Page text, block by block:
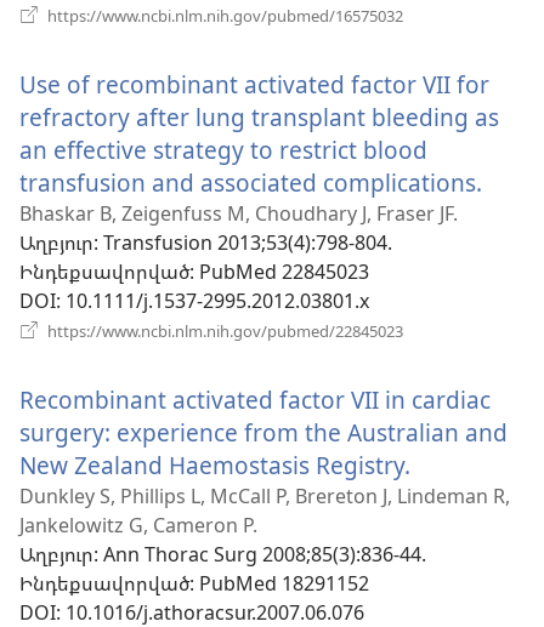
https://www.ncbi.nlm.nih.gov/pubmed/16575032
պատուհան)
Use of recombinant activated factor VII for
refractory after lung transplant bleeding as
an effective strategy to restrict blood
transfusion and associated complications.
Bhaskar B, Zeigenfuss M, Choudhary J, Fraser JF.
Աղբյուր‎: Transfusion 2013;53(4):798-804.
Ինդեքսավորված‎: PubMed 22845023
DOI‎: 10.1111/j.1537-2995.2012.03801.x
https://www.ncbi.nlm.nih.gov/pubmed/22845023
պատուհան)
Recombinant activated factor VII in cardiac
surgery: experience from the Australian and
New Zealand Haemostasis Registry.
է
Dunkley S, Phillips L, McCall P, Brereton J, Lindeman R,
Jankelowitz G, Cameron P.
Աղբյուր‎: Ann Thorac Surg 2008;85(3):836-44.
Ինդեքսավորված‎: PubMed 18291152
DOI‎: 10.1016/j.athoracsur.2007.06.076